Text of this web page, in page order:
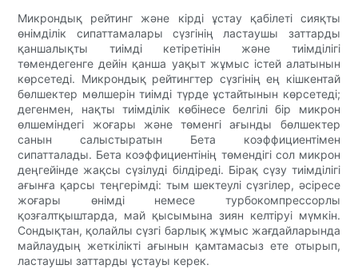
Микрондық рейтинг және кірді ұстау қабілеті сияқты
өнімділік сипаттамалары сүзгінің ластаушы заттарды
қаншалықты тиімді кетіретінін және тиімділігі
төмендегенге дейін қанша уақыт жұмыс істей алатынын
көрсетеді. Микрондық рейтингтер сүзгінің ең кішкентай
бөлшектер мөлшерін тиімді түрде ұстайтынын көрсетеді;
дегенмен, нақты тиімділік көбінесе белгілі бір микрон
өлшеміндегі жоғары және төменгі ағынды бөлшектер
санын салыстыратын Бета коэффициентімен
сипатталады. Бета коэффициентінің төмендігі сол микрон
деңгейінде жақсы сүзілуді білдіреді. Бірақ сүзу тиімділігі
ағынға қарсы теңгерімді: тым шектеулі сүзгілер, әсіресе
жоғары өнімді немесе турбокомпрессорлы
қозғалтқыштарда, май қысымына зиян келтіруі мүмкін.
Сондықтан, қолайлы сүзгі барлық жұмыс жағдайларында
майлаудың жеткілікті ағынын қамтамасыз ете отырып,
ластаушы заттарды ұстауы керек.